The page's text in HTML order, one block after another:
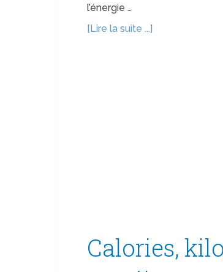
l’énergie …
[Lire la suite ...]
Calories,